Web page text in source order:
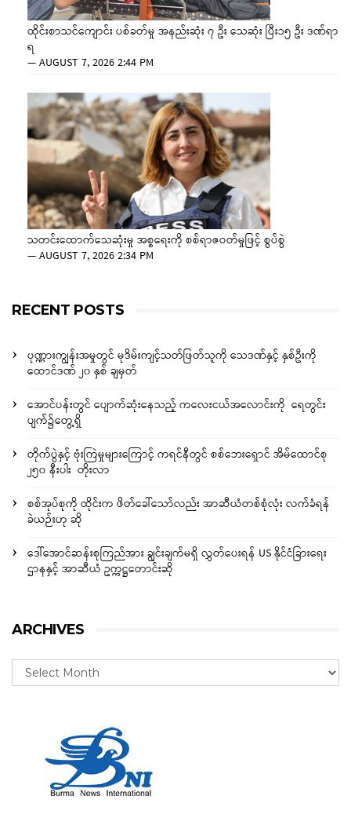
ထိုင်းစာသင်ကျောင်း ပစ်ခတ်မှု အနည်းဆုံး ၇ ဦး သေဆုံး ပြီး၁၅ ဦး ဒဏ်ရာ
ရ
—AUGUST 7, 2026 2:44 PM
သတင်းထောက်သေဆုံးမှု အစ္စရေးကို စစ်ရာဇဝတ်မှုဖြင့် စွပ်စွဲ
—AUGUST 7, 2026 2:34 PM
RECENT POSTS
ပုဏ္ဏားကျွန်းအမှုတွင် မုဒိမ်းကျင့်သတ်ဖြတ်သူကို သေဒဏ်နှင့် နှစ်ဦးကို
ထောင်ဒဏ် ၂၀ နှစ် ချမှတ်
အောင်ပန်းတွင် ပျောက်ဆုံးနေသည့် ကလေးငယ်အလောင်းကို ရေတွင်း
ပျက်၌တွေ့ရှိ
တိုက်ပွဲနှင့် ဗုံးကြဲမှုများကြောင့် ကရင်နီတွင် စစ်ဘေးရှောင် အိမ်ထောင်စု
၂၅၀ နီးပါး တိုးလာ
စစ်အုပ်စုကို ထိုင်းက ဖိတ်ခေါ်သော်လည်း အာဆီယံတစ်စုံလုံး လက်ခံရန်
ခဲယဉ်းဟု ဆို
ဒေါ်အောင်ဆန်းစုကြည်အား ချွင်းချက်မရှိ လွှတ်ပေးရန် US နိုင်ငံခြားရေး
ဌာနနှင့် အာဆီယံ ဥက္ကဋ္ဌတောင်းဆို
ARCHIVES